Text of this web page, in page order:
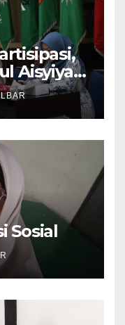
Aisyiyah
Program
Sosial